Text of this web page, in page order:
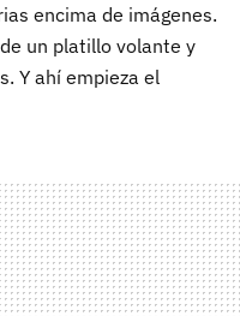
encima de imágenes.
un platillo volante y
Y ahí empieza el